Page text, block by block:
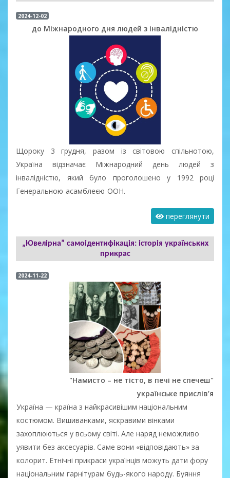
2024-12-02
до Міжнародного дня людей з інвалідністю
Щороку 3 грудня, разом із світовою спільнотою,
Україна відзначає Міжнародний день людей з
інвалідністю, який було проголошено у 1992 році
Генеральною асамблеєю ООН.
переглянути
„Ювелірна” самоідентифікація: історія українських
прикрас
2024-11-22
"Намисто – не тісто, в печі не спечеш"
українське прислів’я
Україна — країна з найкрасивішим національним
костюмом. Вишиванками, яскравими вінками
захоплюються у всьому світі. Але наряд неможливо
уявити без аксесуарів. Саме вони «відповідають» за
колорит. Етнічні прикраси українців можуть дати фору
національним гарнітурам будь-якого народу. Буяння